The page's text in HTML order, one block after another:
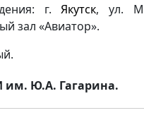
г.Якутск, ул.
зал «Авиатор».
им. Ю.А. Гагарина.